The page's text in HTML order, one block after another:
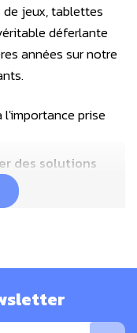
jeux, tablettes
déferlante
années sur notre
l'importance prise
des solutions
des écrans et
Grâce à ce guide
en place des